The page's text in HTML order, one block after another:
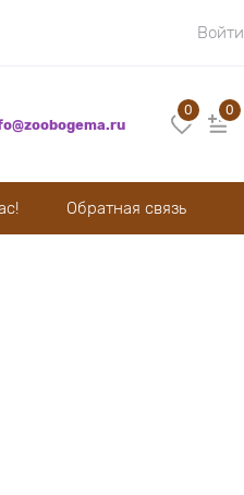
Войти
0 0
Обратная связь